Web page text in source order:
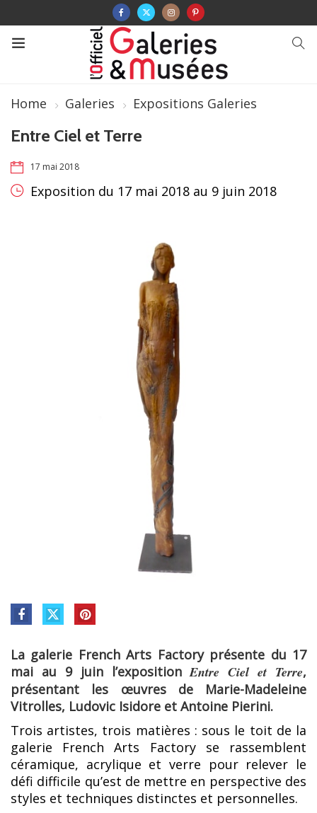
Home Galeries Expositions Galeries
Entre Ciel et Terre
17 mai 2018
Exposition du 17 mai 2018 au 9 juin 2018
La galerie French Arts Factory présente du 17
mai au 9 juin l’expositionEntre Ciel et Terre,
présentant les œuvres de Marie-Madeleine
Vitrolles, Ludovic Isidore et Antoine Pierini.
Trois artistes, trois matières : sous le toit de la
galerie French Arts Factory se rassemblent
céramique, acrylique et verre pour relever le
défi difficile qu’est de mettre en perspective des
styles et techniques distinctes et personnelles.